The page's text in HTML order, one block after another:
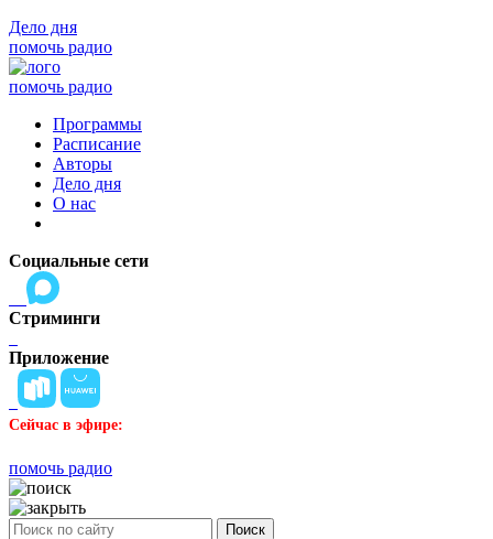
Дело дня
помочь радио
помочь радио
Программы
Расписание
Авторы
Дело дня
О нас
Социальные сети
Стриминги
Приложение
Сейчас в эфире:
помочь радио
Поиск